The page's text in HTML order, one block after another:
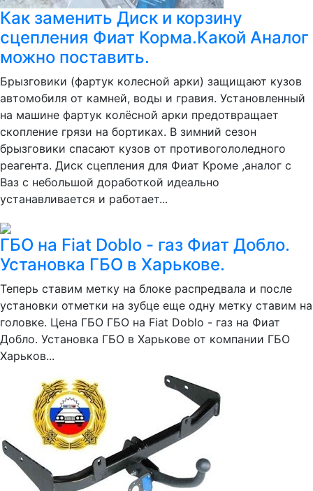
Как заменить Диск и корзину
сцепления Фиат Корма.Какой Аналог
можно поставить.
Брызговики (фартук колесной арки) защищают кузов
автомобиля от камней, воды и гравия. Установленный
на машине фартук колёсной арки предотвращает
скопление грязи на бортиках. В зимний сезон
брызговики спасают кузов от противогололедного
реагента. Диск сцепления для Фиат Кроме ,аналог с
Ваз с небольшой доработкой идеально
устанавливается и работает...
ГБО на Fiat Doblo - газ Фиат Добло.
Установка ГБО в Харькове.
Теперь ставим метку на блоке распредвала и после
установки отметки на зубце еще одну метку ставим на
головке. Цена ГБО ГБО на Fiat Doblo - газ на Фиат
Добло. Установка ГБО в Харькове от компании ГБО
Харьков...